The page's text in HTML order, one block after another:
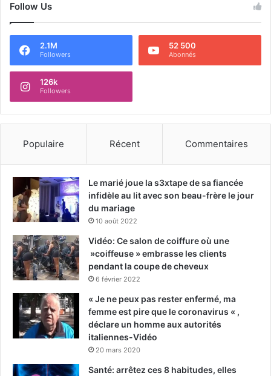
Follow Us
2.1M
Followers
52 500
Abonnés
126k
Followers
Populaire Récent Commentaires
Le marié joue la s3xtape de sa fiancée
infidèle au lit avec son beau-frère le jour
du mariage
10 août 2022
Vidéo: Ce salon de coiffure où une
»coiffeuse » embrasse les clients
pendant la coupe de cheveux
6 février 2022
« Je ne peux pas rester enfermé, ma
femme est pire que le coronavirus « ,
déclare un homme aux autorités
italiennes-Vidéo
20 mars 2020
Santé: arrêtez ces 8 habitudes, elles